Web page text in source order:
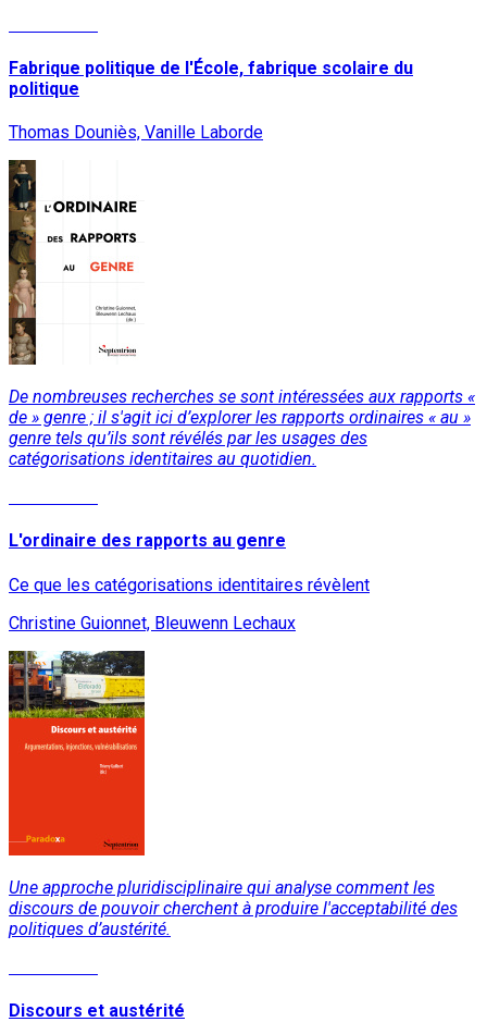
Fabrique politique de l'École, fabrique scolaire du
politique
Thomas Douniès, Vanille Laborde
De nombreuses recherches se sont intéressées aux rapports «
de » genre ; il s'agit ici d’explorer les rapports ordinaires « au »
genre tels qu’ils sont révélés par les usages des
catégorisations identitaires au quotidien.
L'ordinaire des rapports au genre
Ce que les catégorisations identitaires révèlent
Christine Guionnet, Bleuwenn Lechaux
Une approche pluridisciplinaire qui analyse comment les
discours de pouvoir cherchent à produire l'acceptabilité des
politiques d’austérité.
Discours et austérité